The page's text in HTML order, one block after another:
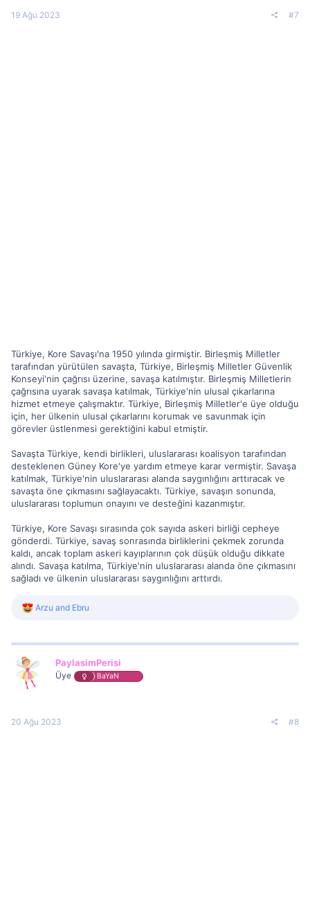
19 Ağu 2023 #7
Türkiye, Kore Savaşı'na 1950 yılında girmiştir. Birleşmiş Milletler
tarafından yürütülen savaşta, Türkiye, Birleşmiş Milletler Güvenlik
Konseyi'nin çağrısı üzerine, savaşa katılmıştır. Birleşmiş Milletlerin
çağrısına uyarak savaşa katılmak, Türkiye'nin ulusal çıkarlarına
hizmet etmeye çalışmaktır. Türkiye, Birleşmiş Milletler'e üye olduğu
için, her ülkenin ulusal çıkarlarını korumak ve savunmak için
görevler üstlenmesi gerektiğini kabul etmiştir.
Savaşta Türkiye, kendi birlikleri, uluslararası koalisyon tarafından
desteklenen Güney Kore'ye yardım etmeye karar vermiştir. Savaşa
katılmak, Türkiye'nin uluslararası alanda saygınlığını arttıracak ve
savaşta öne çıkmasını sağlayacaktı. Türkiye, savaşın sonunda,
uluslararası toplumun onayını ve desteğini kazanmıştır.
Türkiye, Kore Savaşı sırasında çok sayıda askeri birliği cepheye
gönderdi. Türkiye, savaş sonrasında birliklerini çekmek zorunda
kaldı, ancak toplam askeri kayıplarının çok düşük olduğu dikkate
alındı. Savaşa katılma, Türkiye'nin uluslararası alanda öne çıkmasını
sağladı ve ülkenin uluslararası saygınlığını arttırdı.
R
c
i
o
n
Arzu and Ebru
PaylasimPerisi
Üye BaYaN
20 Ağu 2023 #8